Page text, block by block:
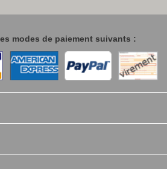
modes de paiement suivants :